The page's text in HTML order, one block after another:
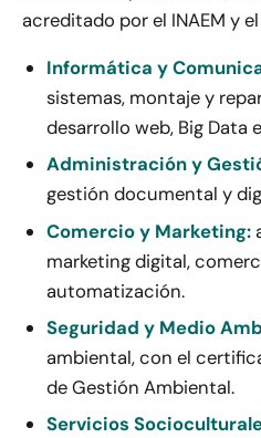
acreditado por el INAEM y el
Informática y
sistemas, montaje y
desarrollo web, Big Data
Administración y
gestión documental y
Comercio y Marketing:
marketing digital,
automatización.
Seguridad y Medio
ambiental, con el
de Gestión Ambiental.
Servicios